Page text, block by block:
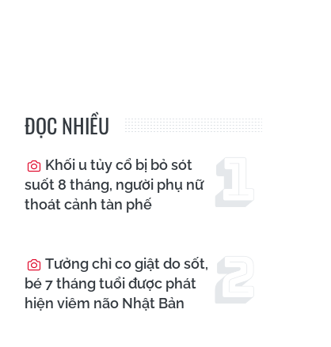
ĐỌC NHIỀU
Khối u tủy cổ bị bỏ sót
suốt 8 tháng, người phụ nữ
thoát cảnh tàn phế
Tưởng chỉ co giật do sốt,
bé 7 tháng tuổi được phát
hiện viêm não Nhật Bản